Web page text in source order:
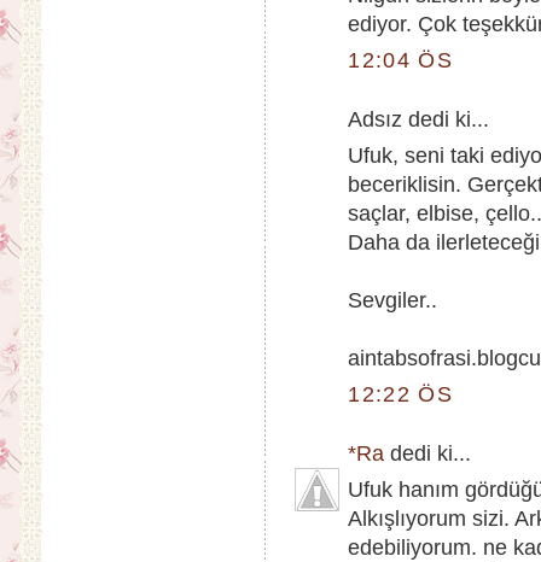
ediyor. Çok
12:04 ÖS
Adsız dedi ki...
Ufuk, seni taki
beceriklisin.
saçlar, elbise,
Daha da
Sevgiler..
12:22 ÖS
*Ra dedi ki...
Ufuk hanım
Alkışlıyorum sizi.
edebiliyorum. ne